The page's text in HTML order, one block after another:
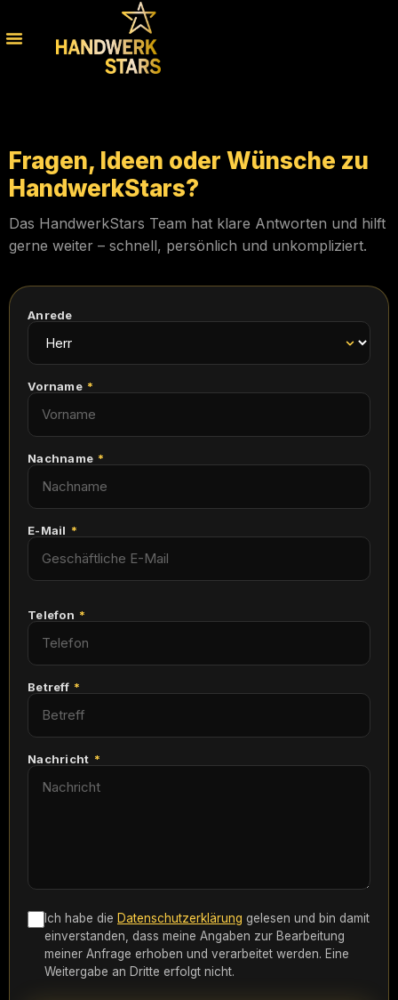
Fragen, Ideen oder Wünsche zu
HandwerkStars?
Das HandwerkStars Team hat klare Antworten und hilft
gerne weiter – schnell, persönlich und unkompliziert.
Anrede
Vorname *
Nachname *
E-Mail *
Telefon *
Betreff *
Nachricht *
Ich habe die Datenschutzerklärung gelesen und bin damit
einverstanden, dass meine Angaben zur Bearbeitung
meiner Anfrage erhoben und verarbeitet werden. Eine
Weitergabe an Dritte erfolgt nicht.